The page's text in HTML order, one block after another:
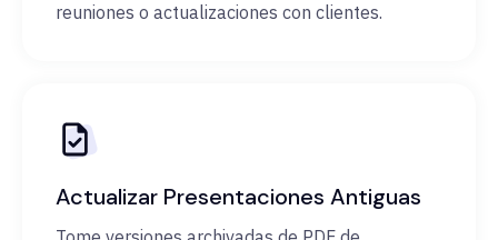
reuniones o actualizaciones con clientes.
Actualizar Presentaciones Antiguas